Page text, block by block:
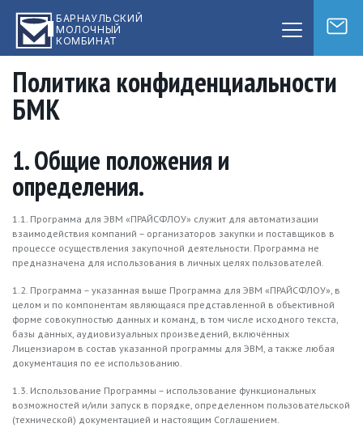
БАРНАУЛЬСКИЙ
МОЛОЧНЫЙ
КОМБИНАТ
Политика конфиденциальности
БМК
1. Общие положения и
определения.
1.1. Программа для ЭВМ «ПРАЙСФЛОУ» служит для автоматизации
взаимодействия компаний – организаторов закупки и поставщиков в
процессе осуществления закупочной деятельности. Программа не
предназначена для использования в личных целях пользователей.
1.2. Программа – указанная выше Программа для ЭВМ «ПРАЙСФЛОУ», в
целом и по компонентам являющаяся представленной в объективной
форме совокупностью данных и команд, в том числе исходного текста,
базы данных, аудиовизуальных произведений, включённых
Лицензиаром в состав указанной программы для ЭВМ, а также любая
документация по ее использованию.
1.3. Использование Программы – использование функциональных
возможностей и/или запуск в порядке, определенном пользовательской
(технической) документацией и настоящим Соглашением.